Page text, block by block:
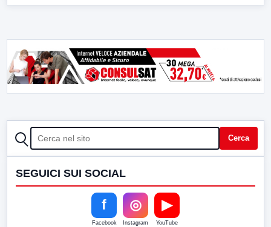
CERCA Cerca
SEGUICI SUI SOCIAL
f
Facebook
◎
Instagram
▶
YouTube